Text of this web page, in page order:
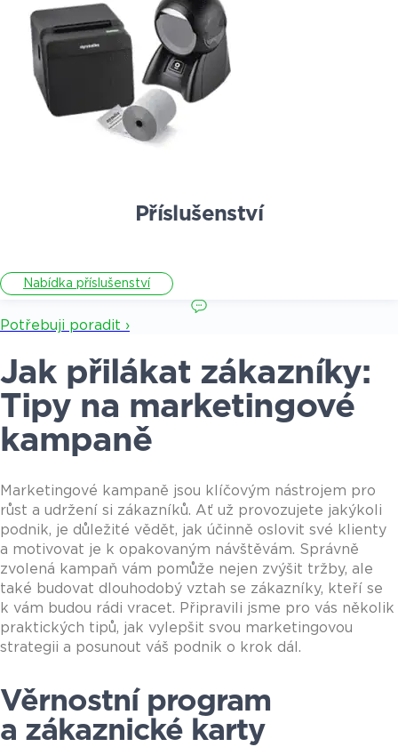
Příslušenství
Nabídka příslušenství
Potřebuji poradit ›
Jak přilákat zákazníky:
Tipy na marketingové
kampaně
Marketingové kampaně jsou klíčovým nástrojem pro
růst a udržení si zákazníků. Ať už provozujete jakýkoli
podnik, je důležité vědět, jak účinně oslovit své klienty
a motivovat je k opakovaným návštěvám. Správně
zvolená kampaň vám pomůže nejen zvýšit tržby, ale
také budovat dlouhodobý vztah se zákazníky, kteří se
k vám budou rádi vracet. Připravili jsme pro vás několik
praktických tipů, jak vylepšit svou marketingovou
strategii a posunout váš podnik o krok dál.
Věrnostní program
a zákaznické karty